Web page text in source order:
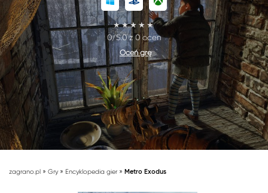
0/5.0 z 0 ocen
Oceń grę
zagrano.pl » Gry» Encyklopedia gier » Metro Exodus